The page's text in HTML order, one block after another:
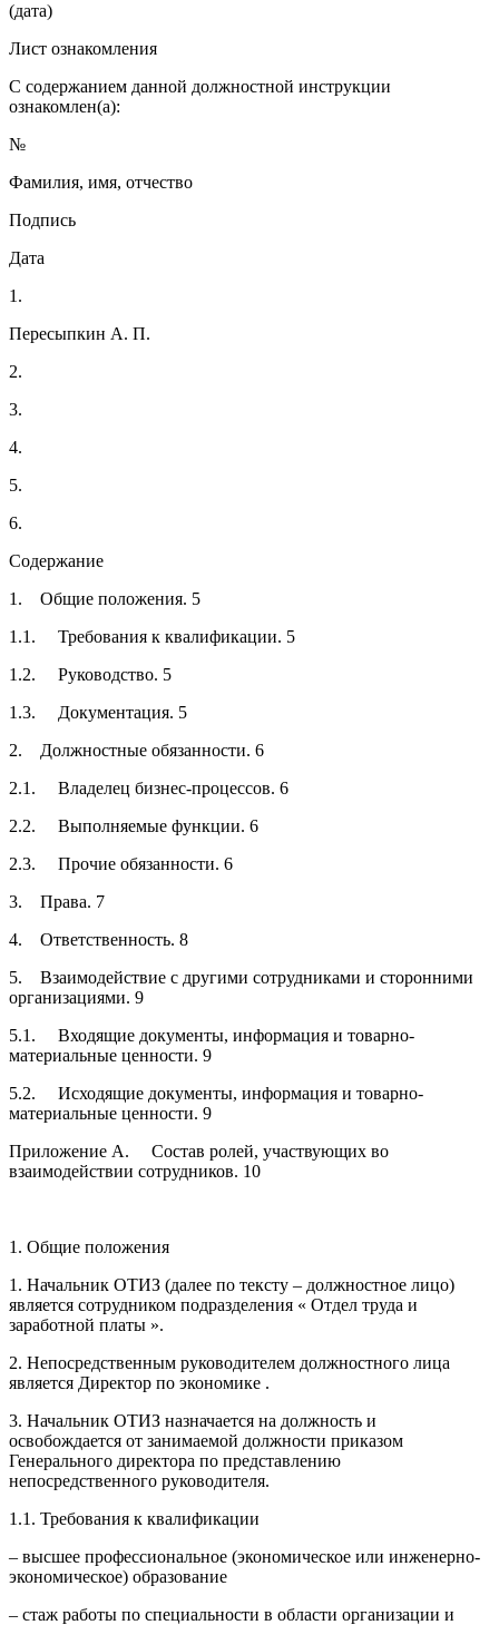
(дата)
Лист ознакомления
С содержанием данной должностной инструкции
ознакомлен(а):
№
Фамилия, имя, отчество
Подпись
Дата
1.
Пересыпкин А. П.
2.
3.
4.
5.
6.
Содержание
1. Общие положения. 5
1.1. Требования к квалификации. 5
1.2. Руководство. 5
1.3. Документация. 5
2. Должностные обязанности. 6
2.1. Владелец бизнес-процессов. 6
2.2. Выполняемые функции. 6
2.3. Прочие обязанности. 6
3. Права. 7
4. Ответственность. 8
5. Взаимодействие с другими сотрудниками и сторонними
организациями. 9
5.1. Входящие документы, информация и товарно-
материальные ценности. 9
5.2. Исходящие документы, информация и товарно-
материальные ценности. 9
Приложение А. Состав ролей, участвующих во
взаимодействии сотрудников. 10
1. Общие положения
1. Начальник ОТИЗ (далее по тексту – должностное лицо)
является сотрудником подразделения « Отдел труда и
заработной платы ».
2. Непосредственным руководителем должностного лица
является Директор по экономике .
3. Начальник ОТИЗ назначается на должность и
освобождается от занимаемой должности приказом
Генерального директора по представлению
непосредственного руководителя.
1.1. Требования к квалификации
– высшее профессиональное (экономическое или инженерно-
экономическое) образование
– стаж работы по специальности в области организации и